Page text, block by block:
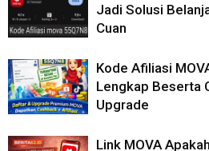
Jadi Solusi
Cuan
Kode Afiliasi
Lengkap Beserta
Upgrade
Link MOVA